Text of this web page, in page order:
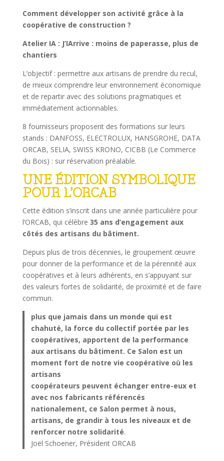
Comment développer son activité grâce à la
coopérative de construction ?
Atelier IA : J’IArrive : moins de paperasse, plus de
chantiers
L’objectif : permettre aux artisans de prendre du recul,
de mieux comprendre leur environnement économique
et de repartir avec des solutions pragmatiques et
immédiatement actionnables.
8 fournisseurs proposent des formations sur leurs
stands : DANFOSS, ELECTROLUX, HANSGROHE, DATA
ORCAB, SELIA, SWISS KRONO, CICBB (Le Commerce
du Bois) : sur réservation préalable.
UNE ÉDITION SYMBOLIQUE
POUR L’ORCAB
Cette édition s’inscrit dans une année particulière pour
l’ORCAB, qui célèbre 35 ans d’engagement aux
côtés des artisans du bâtiment.
Depuis plus de trois décennies, le groupement œuvre
pour donner de la performance et de la pérennité aux
coopératives et à leurs adhérents, en s’appuyant sur
des valeurs fortes de solidarité, de proximité et de faire
commun.
plus que jamais dans un monde qui est
chahuté, la force du collectif portée par les
coopératives, apportent de la performance
aux artisans du bâtiment. Ce Salon est un
moment fort de notre vie coopérative où les
artisans
coopérateurs peuvent échanger entre-eux et
avec nos fabricants référencés
nationalement, ce Salon permet à nous,
artisans, de grandir à tous les niveaux et de
renforcer notre solidarité.
Joël Schoener, Président ORCAB